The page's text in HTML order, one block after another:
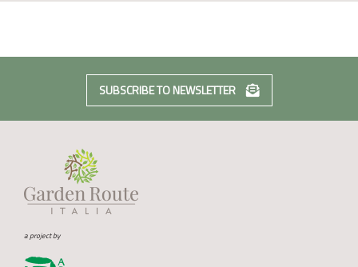
SUBSCRIBE TO NEWSLETTER
a project by